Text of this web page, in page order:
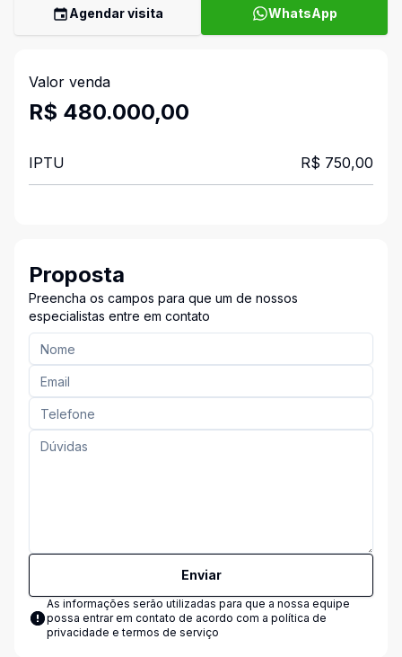
Agendar visita WhatsApp
Valor venda
R$ 480.000,00
IPTU R$ 750,00
Proposta
Preencha os campos para que um de nossos
especialistas entre em contato
Enviar
As informações serão utilizadas para que a nossa equipe
possa entrar em contato de acordo com a política de
privacidade e termos de serviço